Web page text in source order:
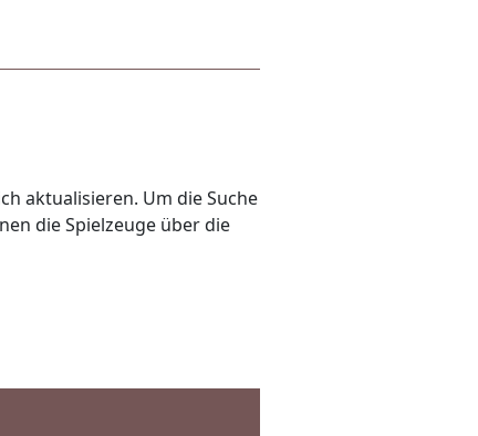
aktualisieren. Um die Suche
die Spielzeuge über die